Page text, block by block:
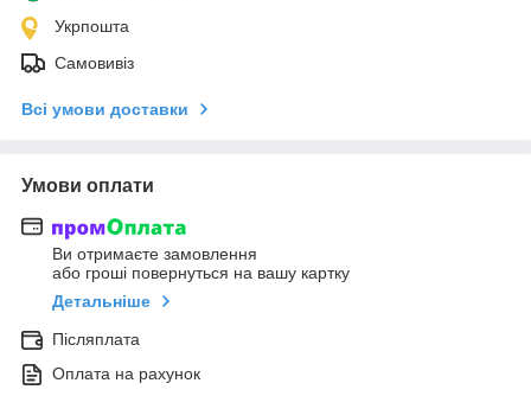
Укрпошта
Самовивіз
Всі умови доставки
Умови оплати
Ви отримаєте замовлення
або гроші повернуться на вашу картку
Детальніше
Післяплата
Оплата на рахунок